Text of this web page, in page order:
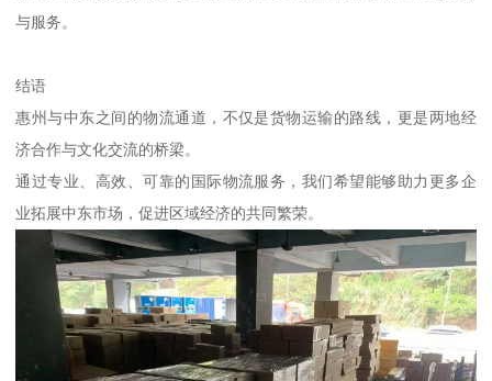
与服务。
结语
惠州与中东之间的物流通道，不仅是货物运输的路线，更是两地经
济合作与文化交流的桥梁。
通过专业、高效、可靠的国际物流服务，我们希望能够助力更多企
业拓展中东市场，促进区域经济的共同繁荣。